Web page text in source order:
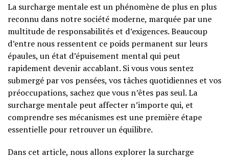
La surcharge mentale est un phénomène de plus en plus
reconnu dans notre société moderne, marquée par une
multitude de responsabilités et d’exigences. Beaucoup
d’entre nous ressentent ce poids permanent sur leurs
épaules, un état d’épuisement mental qui peut
rapidement devenir accablant. Si vous vous sentez
submergé par vos pensées, vos tâches quotidiennes et vos
préoccupations, sachez que vous n’êtes pas seul. La
surcharge mentale peut affecter n’importe qui, et
comprendre ses mécanismes est une première étape
essentielle pour retrouver un équilibre.
Dans cet article, nous allons explorer la surcharge